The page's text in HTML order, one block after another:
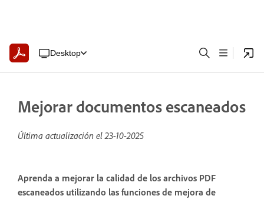
Desktop
Mejorar documentos escaneados
Última actualización el23-10-2025
Aprenda a mejorar la calidad de los archivos PDF
escaneados utilizando las funciones de mejora de